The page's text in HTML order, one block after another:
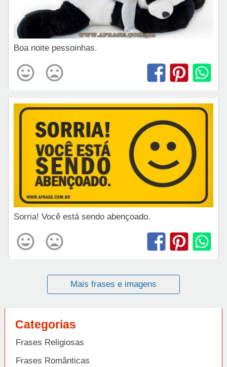
Boa noite pessoinhas.
Sorria! Você está sendo abençoado.
Mais frases e imagens
Categorias
Frases Religiosas
Frases Românticas